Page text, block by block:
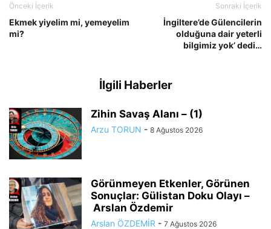
Önceki İçerik
Ekmek yiyelim mi, yemeyelim
mi?
Sonraki İçerik
İngiltere’de Gülencilerin
olduğuna dair yeterli
bilgimiz yok’ dedi…
İlgili Haberler
Zihin Savaş Alanı – (1)
Arzu TORUN - 8 Ağustos 2026
Görünmeyen Etkenler, Görünen
Sonuçlar: Gülistan Doku Olayı –
Arslan Özdemir
Arslan ÖZDEMİR - 7 Ağustos 2026